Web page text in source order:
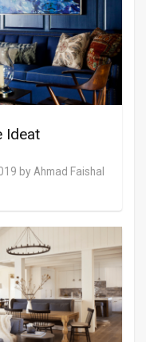
Ideat
by Ahmad Faishal